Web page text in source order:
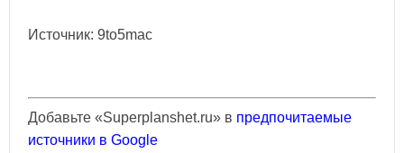
Источник: 9to5mac
Добавьте «Superplanshet.ru» в предпочитаемые
источники в Google